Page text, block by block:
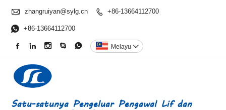
 zhangruiyan@sylg.cn  +86-13664112700
 +86-13664112700
     Melayu 
Satu-satunya Pengeluar Pengawal Lif dan